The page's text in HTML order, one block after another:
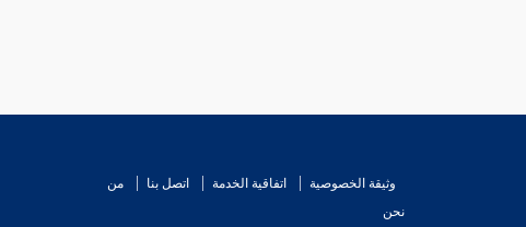
وثيقة الخصوصية اتفاقية الخدمة اتصل بنا
من
نحن